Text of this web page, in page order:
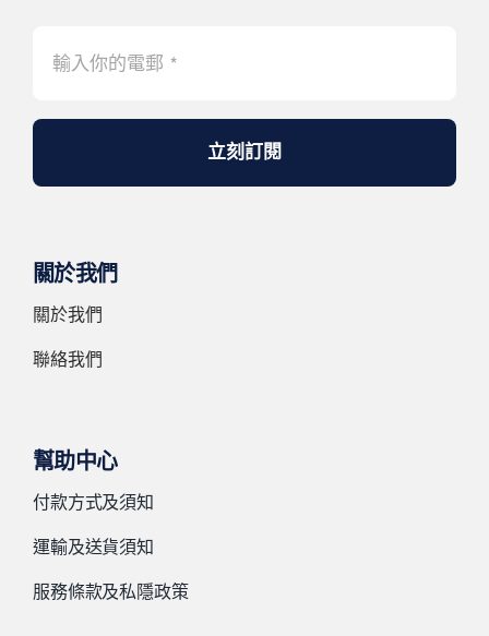
立刻訂閱
關於我們
關於我們
聯絡我們
幫助中心
付款方式及須知
運輸及送貨須知
服務條款及私隱政策